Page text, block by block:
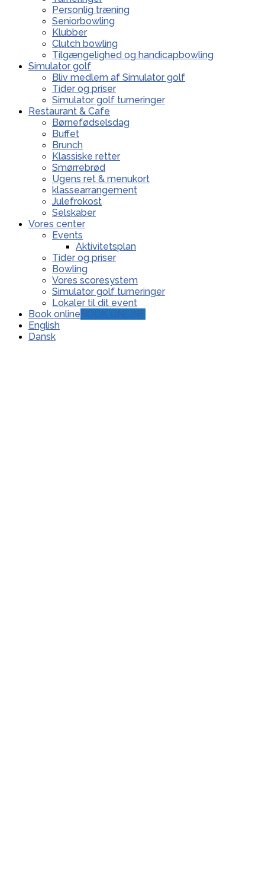
Personlig træning
Seniorbowling
Klubber
Clutch bowling
Tilgængelighed og handicapbowling
Simulator golf
Bliv medlem af Simulator golf
Tider og priser
Simulator golf turneringer
Restaurant & Cafe
Børnefødselsdag
Buffet
Brunch
Klassiske retter
Smørrebrød
Ugens ret & menukort
klassearrangement
Julefrokost
Selskaber
Vores center
Events
Aktivitetsplan
Tider og priser
Bowling
Vores scoresystem
Simulator golf turneringer
Lokaler til dit event
Book online BOOK ONLINE
English
Dansk